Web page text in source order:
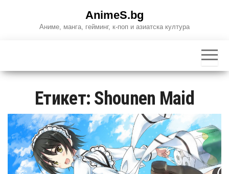
AnimeS.bg
Аниме, манга, гейминг, к-поп и азиатска култура
Етикет: Shounen Maid